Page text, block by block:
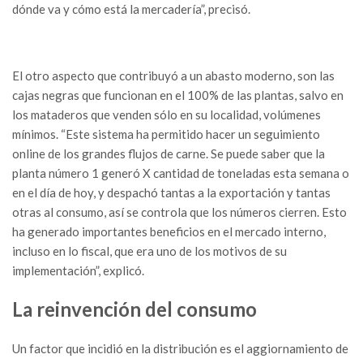
dónde va y cómo está la mercadería”, precisó.
El otro aspecto que contribuyó a un abasto moderno, son las
cajas negras que funcionan en el 100% de las plantas, salvo en
los mataderos que venden sólo en su localidad, volúmenes
mínimos. “Este sistema ha permitido hacer un seguimiento
online de los grandes flujos de carne. Se puede saber que la
planta número 1 generó X cantidad de toneladas esta semana o
en el día de hoy, y despachó tantas a la exportación y tantas
otras al consumo, así se controla que los números cierren. Esto
ha generado importantes beneficios en el mercado interno,
incluso en lo fiscal, que era uno de los motivos de su
implementación”, explicó.
La reinvención del consumo
Un factor que incidió en la distribución es el aggiornamiento de